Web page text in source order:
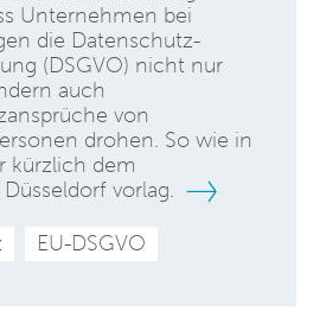
Unternehmen bei
die Datenschutz-
(DSGVO) nicht nur
auch
von
drohen. So wie in
kürzlich dem
vorlag.
EU-DSGVO